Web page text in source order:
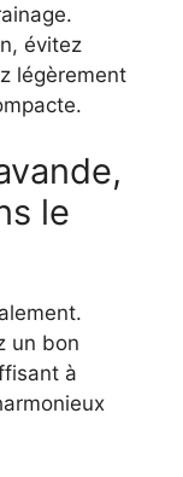
évitez
légèrement
le
un bon
à